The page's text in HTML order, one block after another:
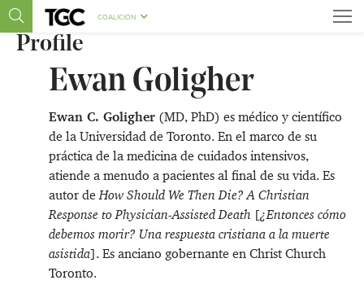
COALICIÓN
Profile
Ewan Goligher
Ewan C. Goligher (MD, PhD) es médico y científico
de la Universidad de Toronto. En el marco de su
práctica de la medicina de cuidados intensivos,
atiende a menudo a pacientes al final de su vida. Es
autor deHow Should We Then Die? A Christian
Response to Physician-Assisted Death [¿Entonces cómo
debemos morir? Una respuesta cristiana a la muerte
asistida]. Es anciano gobernante en Christ Church
Toronto.